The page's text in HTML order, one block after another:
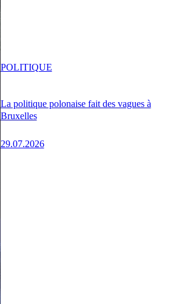
La politique polonaise fait des vagues à
Bruxelles
29.07.2026
POLITIQUE